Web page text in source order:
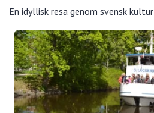
En idyllisk resa genom svensk kultur